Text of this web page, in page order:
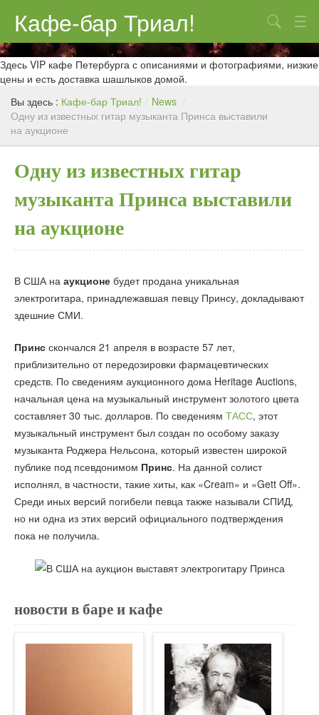
Кафе-бар Триал!
О нас
Меню
Контакты
Реклама
Поиск
Здесь VIP кафе Петербурга с описаниями и фотографиями, низкие
цены и есть доставка шашлыков домой.
Вы здесь : Кафе-бар Триал! / News /
Одну из известных гитар музыканта Принса выставили
на аукционе
Одну из известных гитар
музыканта Принса выставили
на аукционе
В США на аукционе будет продана уникальная
электрогитара, принадлежавшая певцу Принсу, докладывают
здешние СМИ.
Принс скончался 21 апреля в возрасте 57 лет,
приблизительно от передозировки фармацевтических
средств. По сведениям аукционного дома Heritage Auctions,
начальная цена на музыкальный инструмент золотого цвета
составляет 30 тыс. долларов. По сведениям ТАСС, этот
музыкальный инструмент был создан по особому заказу
музыканта Роджера Нельсона, который известен широкой
публике под псевдонимом Принс. На данной солист
исполнял, в частности, такие хиты, как «Cream» и «Gett Off».
Среди иных версий погибели певца также называли СПИД,
но ни одна из этих версий официального подтверждения
пока не получила.
новости в баре и кафе